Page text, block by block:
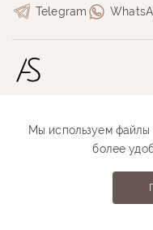
Telegram
Размерная сетка
Как проходит примерка
Anastasia Sutyrina © 2026
Мы используем файлы
более